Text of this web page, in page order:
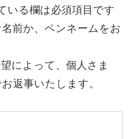
いる欄は必須項目です
前か、ペンネームをお
によって、個人さま
返事いたします。